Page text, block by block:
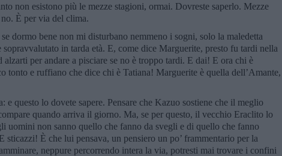
non esistono più le mezze stagioni, ormai. Dovreste saperlo. Mezze
no. È per via del clima.
dormo bene non mi disturbano nemmeno i sogni, solo la maledetta
sopravvalutato in tarda età. E, come dice Marguerite, presto fu tardi nella
per andare a pisciare se no è troppo tardi. E dai! E ora chi è
tonto e ruffiano che dice chi è Tatiana! Marguerite è quella dell’Amante,
e questo lo dovete sapere. Pensare che Kazuo sostiene che il meglio
quando arriva il giorno. Ma, se per questo, il vecchio Eraclito lo
uomini non sanno quello che fanno da svegli e di quello che fanno
sticazzi! È che lui pensava, un pensiero un po’ frammentario per la
neppure percorrendo intera la via, potresti mai trovare i confini